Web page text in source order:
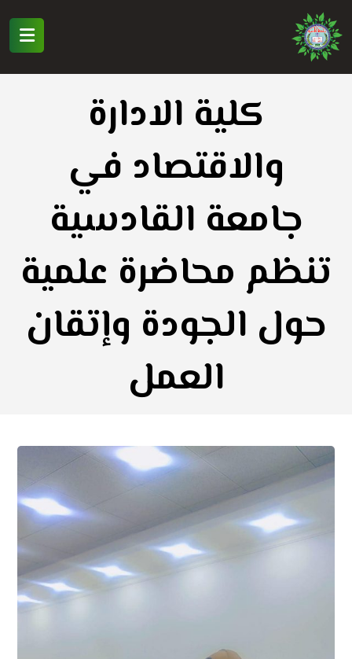
كلية الادارة
والاقتصاد في
جامعة القادسية
تنظم محاضرة علمية
حول الجودة وإتقان
العمل